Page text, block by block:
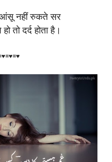
आंसू नहीं रुकते सर
तो दर्द होता है।